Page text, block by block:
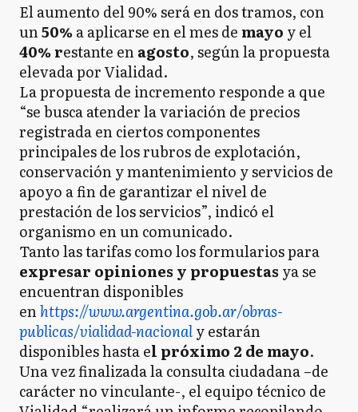
El aumento del 90% será en dos tramos, con
un50%a aplicarse en el mes de mayo y el
40% restante enagosto, según la propuesta
elevada por Vialidad.
La propuesta de incremento responde a que
“se busca atender la variación de precios
registrada en ciertos componentes
principales de los rubros de explotación,
conservación y mantenimiento y servicios de
apoyo a fin de garantizar el nivel de
prestación de los servicios”, indicó el
organismo en un comunicado.
Tanto las tarifas como los formularios para
expresar opiniones y propuestas ya se
encuentran disponibles
enhttps://www.argentina.gob.ar/obras-
publicas/vialidad-nacionaly estarán
disponibles hasta el próximo 2 de mayo.
Una vez finalizada la consulta ciudadana –de
carácter no vinculante-, el equipo técnico de